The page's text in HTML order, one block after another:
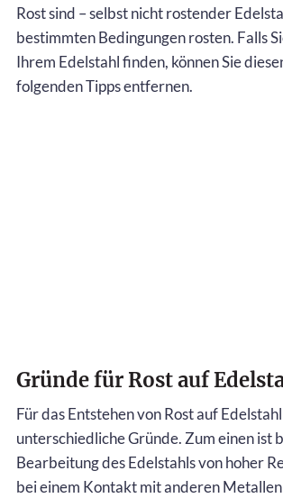
Rost sind – selbst nicht rostender
bestimmten Bedingungen rosten. Falls
Ihrem Edelstahl finden, können Sie
folgenden Tipps entfernen.
Gründe für Rost auf
Für das Entstehen von Rost auf
unterschiedliche Gründe. Zum einen ist
Bearbeitung des Edelstahls von hoher
bei einem Kontakt mit anderen